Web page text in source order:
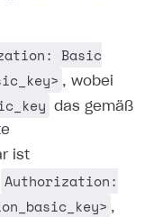
Basic
, wobei
das gemäß
ist
Authorization:
,